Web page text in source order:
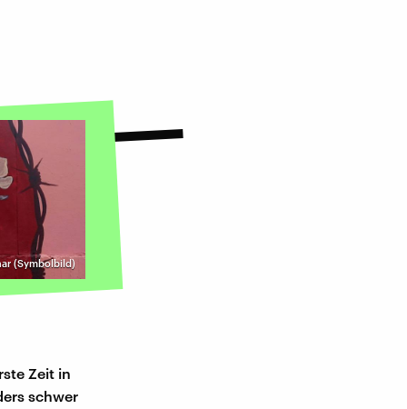
(Symbolbild)
Zeit in
schwer